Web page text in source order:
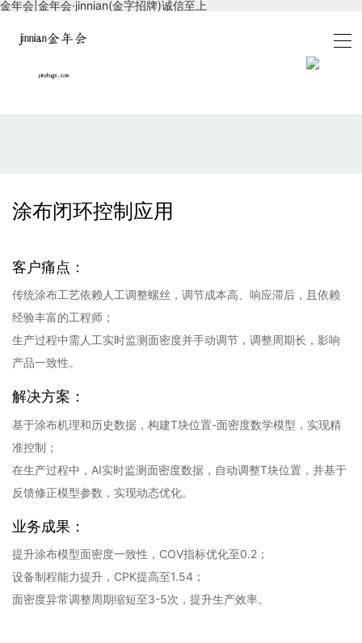
金年会|金年会·jinnian(金字招牌)诚信至上
涂布闭环控制应用
客户痛点：
传统涂布工艺依赖人工调整螺丝，调节成本高、响应滞后，且依赖
经验丰富的工程师；
生产过程中需人工实时监测面密度并手动调节，调整周期长，影响
产品一致性。
解决方案：
基于涂布机理和历史数据，构建T块位置-面密度数学模型，实现精
准控制；
在生产过程中，AI实时监测面密度数据，自动调整T块位置，并基于
反馈修正模型参数，实现动态优化。
业务成果：
提升涂布模型面密度一致性，COV指标优化至0.2；
设备制程能力提升，CPK提高至1.54；
面密度异常调整周期缩短至3-5次，提升生产效率。